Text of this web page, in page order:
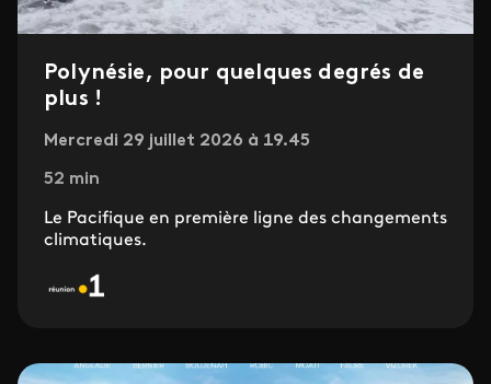
Polynésie, pour quelques degrés de
plus !
Mercredi 29 juillet 2026 à 19.45
52 min
Le Pacifique en première ligne des changements
climatiques.